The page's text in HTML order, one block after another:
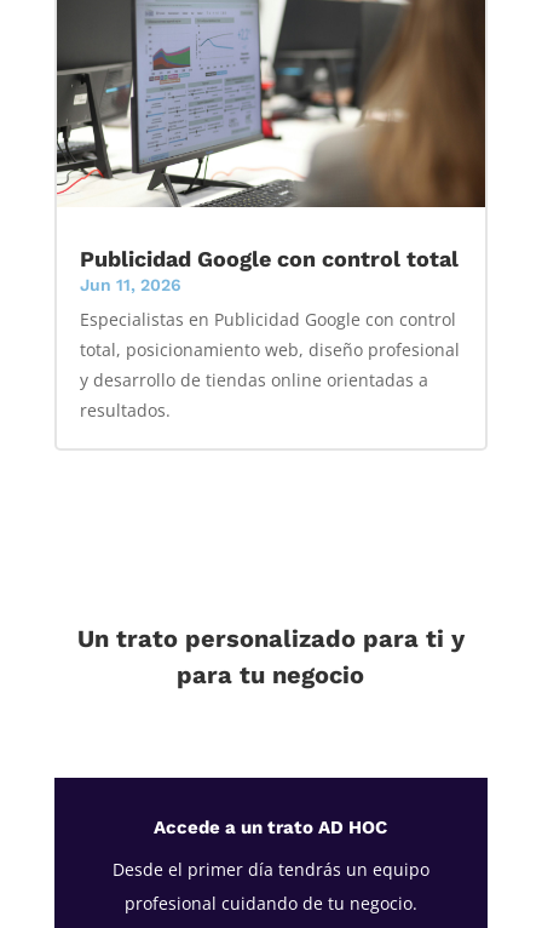
Publicidad Google con control total
Jun 11, 2026
Especialistas en Publicidad Google con control
total, posicionamiento web, diseño profesional
y desarrollo de tiendas online orientadas a
resultados.
Un trato personalizado para ti y
para tu negocio
Accede a un trato AD HOC
Desde el primer día tendrás un equipo
profesional cuidando de tu negocio.